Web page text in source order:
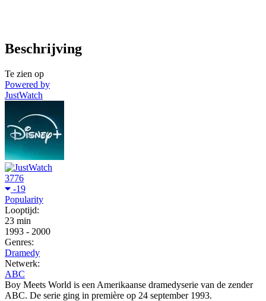
Beschrijving
Te zien op
Powered by
JustWatch
3776
-19
Popularity
Looptijd:
23 min
1993 - 2000
Genres:
Dramedy
Netwerk:
ABC
Boy Meets World is een Amerikaanse dramedyserie van de zender
ABC. De serie ging in première op 24 september 1993.